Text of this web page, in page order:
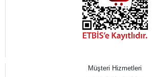
Müşteri Hizmetleri